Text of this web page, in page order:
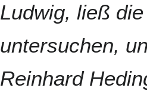
Ludwig, ließ
untersuchen,
Reinhard